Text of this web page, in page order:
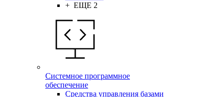
+ ЕЩЕ 2
Системное программное
обеспечение
Средства управления базами